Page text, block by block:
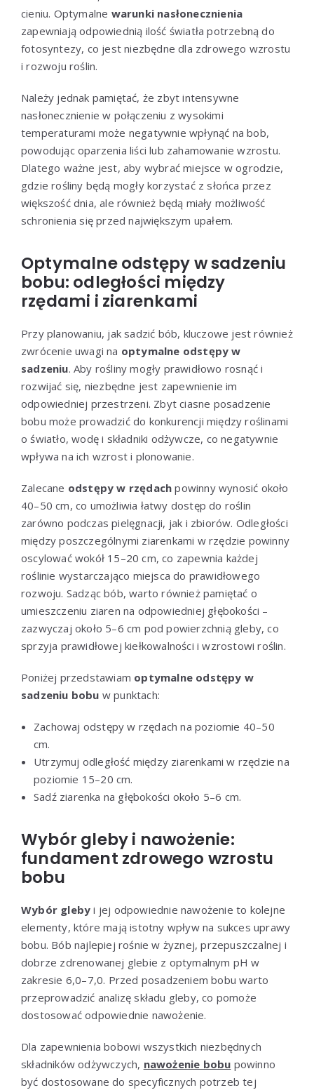
cieniu. Optymalne warunki nasłonecznienia
zapewniają odpowiednią ilość światła potrzebną do
fotosyntezy, co jest niezbędne dla zdrowego wzrostu
i rozwoju roślin.
Należy jednak pamiętać, że zbyt intensywne
nasłonecznienie w połączeniu z wysokimi
temperaturami może negatywnie wpłynąć na bob,
powodując oparzenia liści lub zahamowanie wzrostu.
Dlatego ważne jest, aby wybrać miejsce w ogrodzie,
gdzie rośliny będą mogły korzystać z słońca przez
większość dnia, ale również będą miały możliwość
schronienia się przed największym upałem.
Optymalne odstępy w sadzeniu
bobu: odległości między
rzędami i ziarenkami
Przy planowaniu, jak sadzić bób, kluczowe jest również
zwrócenie uwagi na optymalne odstępy w
sadzeniu. Aby rośliny mogły prawidłowo rosnąć i
rozwijać się, niezbędne jest zapewnienie im
odpowiedniej przestrzeni. Zbyt ciasne posadzenie
bobu może prowadzić do konkurencji między roślinami
o światło, wodę i składniki odżywcze, co negatywnie
wpływa na ich wzrost i plonowanie.
Zalecane odstępy w rzędach powinny wynosić około
40–50 cm, co umożliwia łatwy dostęp do roślin
zarówno podczas pielęgnacji, jak i zbiorów. Odległości
między poszczególnymi ziarenkami w rzędzie powinny
oscylować wokół 15–20 cm, co zapewnia każdej
roślinie wystarczająco miejsca do prawidłowego
rozwoju. Sadząc bób, warto również pamiętać o
umieszczeniu ziaren na odpowiedniej głębokości –
zazwyczaj około 5–6 cm pod powierzchnią gleby, co
sprzyja prawidłowej kiełkowalności i wzrostowi roślin.
Poniżej przedstawiam optymalne odstępy w
sadzeniu bobu w punktach:
Zachowaj odstępy w rzędach na poziomie 40–50
cm.
Utrzymuj odległość między ziarenkami w rzędzie na
poziomie 15–20 cm.
Sadź ziarenka na głębokości około 5–6 cm.
Wybór gleby i nawożenie:
fundament zdrowego wzrostu
bobu
Wybór gleby i jej odpowiednie nawożenie to kolejne
elementy, które mają istotny wpływ na sukces uprawy
bobu. Bób najlepiej rośnie w żyznej, przepuszczalnej i
dobrze zdrenowanej glebie z optymalnym pH w
zakresie 6,0–7,0. Przed posadzeniem bobu warto
przeprowadzić analizę składu gleby, co pomoże
dostosować odpowiednie nawożenie.
Dla zapewnienia bobowi wszystkich niezbędnych
składników odżywczych, nawożenie bobu powinno
być dostosowane do specyficznych potrzeb tej